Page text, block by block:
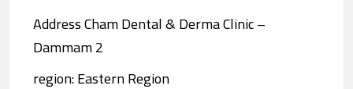
Address Cham Dental & Derma Clinic –
Dammam 2
region: Eastern Region